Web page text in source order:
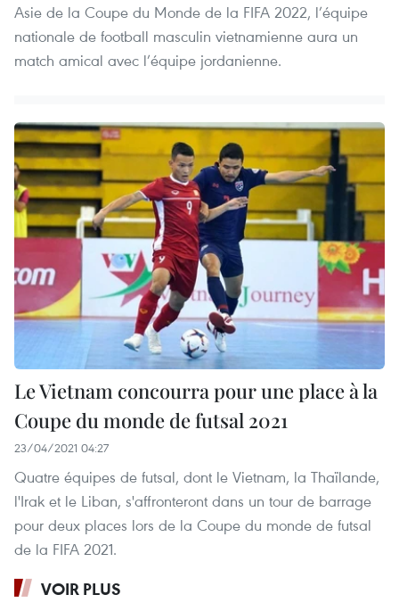
Asie de la Coupe du Monde de la FIFA 2022, l’équipe
nationale de football masculin vietnamienne aura un
match amical avec l’équipe jordanienne.
Le Vietnam concourra pour une place à la
Coupe du monde de futsal 2021
23/04/2021 04:27
Quatre équipes de futsal, dont le Vietnam, la Thaïlande,
l'Irak et le Liban, s'affronteront dans un tour de barrage
pour deux places lors de la Coupe du monde de futsal
de la FIFA 2021.
VOIR PLUS